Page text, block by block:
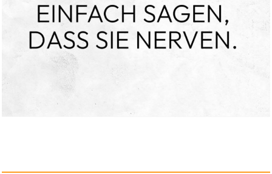
Anzeige